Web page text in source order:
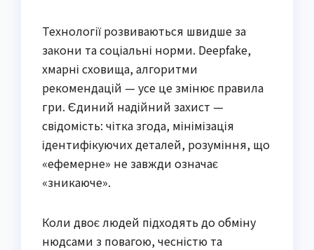
Технології розвиваються швидше за
закони та соціальні норми. Deepfake,
хмарні сховища, алгоритми
рекомендацій — усе це змінює правила
гри. Єдиний надійний захист —
свідомість: чітка згода, мінімізація
ідентифікуючих деталей, розуміння, що
«ефемерне» не завжди означає
«зникаюче».
Коли двоє людей підходять до обміну
нюдсами з повагою, чесністю та